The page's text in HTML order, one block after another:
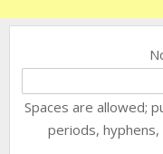
Spaces are allowed;
periods,